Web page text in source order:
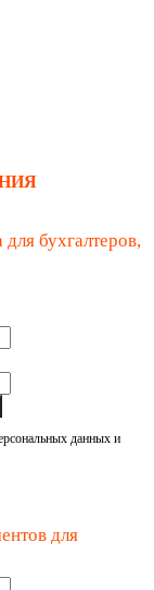
бухгалтеров,
данных и
для